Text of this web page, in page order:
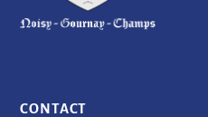
CONTACT